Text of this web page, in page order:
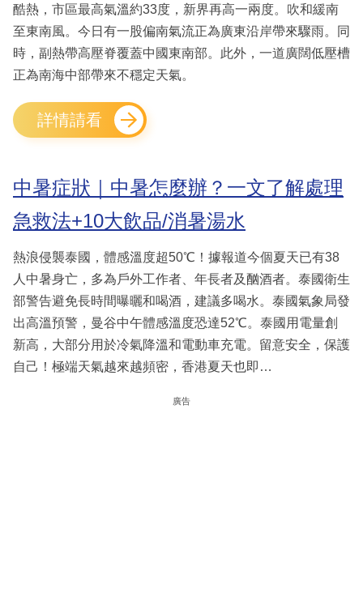
酷熱，市區最高氣溫約33度，新界再高一兩度。吹和緩南
至東南風。今日有一股偏南氣流正為廣東沿岸帶來驟雨。同
時，副熱帶高壓脊覆蓋中國東南部。此外，一道廣闊低壓槽
正為南海中部帶來不穩定天氣。
詳情請看
中暑症狀｜中暑怎麼辦？一文了解處理
急救法+10大飲品/消暑湯水
熱浪侵襲泰國，體感溫度超50℃！據報道今個夏天已有38
人中暑身亡，多為戶外工作者、年長者及酗酒者。泰國衛生
部警告避免長時間曝曬和喝酒，建議多喝水。泰國氣象局發
出高溫預警，曼谷中午體感溫度恐達52℃。泰國用電量創
新高，大部分用於冷氣降溫和電動車充電。留意安全，保護
自己！極端天氣越來越頻密，香港夏天也即…
廣告